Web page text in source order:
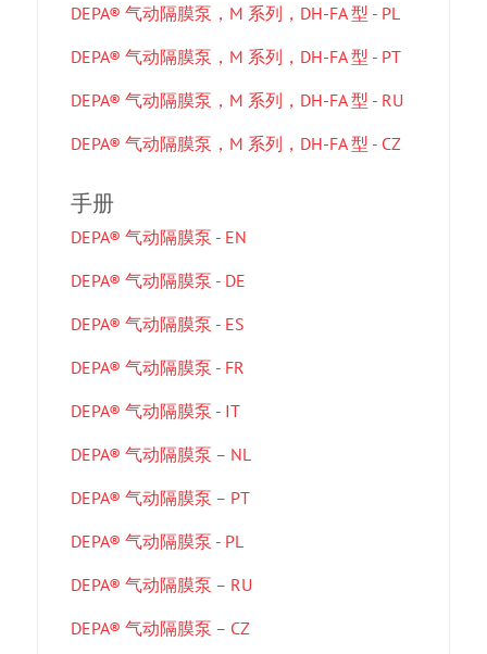
DEPA® 气动隔膜泵，M 系列，DH-FA 型 - PL
DEPA® 气动隔膜泵，M 系列，DH-FA 型 - PT
DEPA® 气动隔膜泵，M 系列，DH-FA 型 - RU
DEPA® 气动隔膜泵，M 系列，DH-FA 型 - CZ
手册
DEPA® 气动隔膜泵 - EN
DEPA® 气动隔膜泵 - DE
DEPA® 气动隔膜泵 - ES
DEPA® 气动隔膜泵 - FR
DEPA® 气动隔膜泵 - IT
DEPA® 气动隔膜泵 – NL
DEPA® 气动隔膜泵 – PT
DEPA® 气动隔膜泵 - PL
DEPA® 气动隔膜泵 – RU
DEPA® 气动隔膜泵 – CZ